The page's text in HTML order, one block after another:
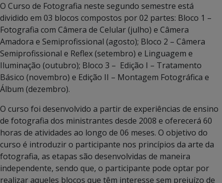
O Curso de Fotografia neste segundo semestre está
dividido em 03 blocos compostos por 02 partes: Bloco 1 –
Fotografia com Câmera de Celular (julho) e Câmera
Amadora e Semiprofissional (agosto); Bloco 2 – Câmera
Semiprofissional e Reflex (setembro) e Linguagem e
Iluminação (outubro); Bloco 3 – Edição I – Tratamento
Básico (novembro) e Edição II – Montagem Fotográfica e
Álbum (dezembro).
O curso foi desenvolvido a partir de experiências de ensino
de fotografia dos ministrantes desde 2008 e oferecerá 60
horas de atividades ao longo de 06 meses. O objetivo do
curso é introduzir o participante nos princípios da arte da
fotografia, as etapas são desenvolvidas de maneira
independente, sendo que, o participante pode optar por
realizar aqueles blocos que têm interesse sem prejuízo de